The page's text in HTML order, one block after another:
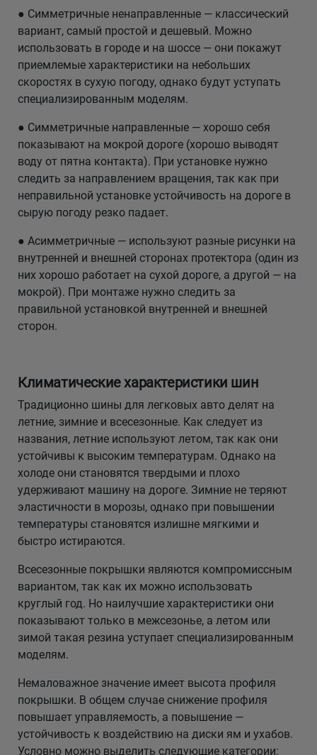
● Симметричные ненаправленные — классический
вариант, самый простой и дешевый. Можно
использовать в городе и на шоссе — они покажут
приемлемые характеристики на небольших
скоростях в сухую погоду, однако будут уступать
специализированным моделям.
● Симметричные направленные — хорошо себя
показывают на мокрой дороге (хорошо выводят
воду от пятна контакта). При установке нужно
следить за направлением вращения, так как при
неправильной установке устойчивость на дороге в
сырую погоду резко падает.
● Асимметричные — используют разные рисунки на
внутренней и внешней сторонах протектора (один из
них хорошо работает на сухой дороге, а другой — на
мокрой). При монтаже нужно следить за
правильной установкой внутренней и внешней
сторон.
Климатические характеристики шин
Традиционно шины для легковых авто делят на
летние, зимние и всесезонные. Как следует из
названия, летние используют летом, так как они
устойчивы к высоким температурам. Однако на
холоде они становятся твердыми и плохо
удерживают машину на дороге. Зимние не теряют
эластичности в морозы, однако при повышении
температуры становятся излишне мягкими и
быстро истираются.
Всесезонные покрышки являются компромиссным
вариантом, так как их можно использовать
круглый год. Но наилучшие характеристики они
показывают только в межсезонье, а летом или
зимой такая резина уступает специализированным
моделям.
Немаловажное значение имеет высота профиля
покрышки. В общем случае снижение профиля
повышает управляемость, а повышение —
устойчивость к воздействию на диски ям и ухабов.
Условно можно выделить следующие категории: